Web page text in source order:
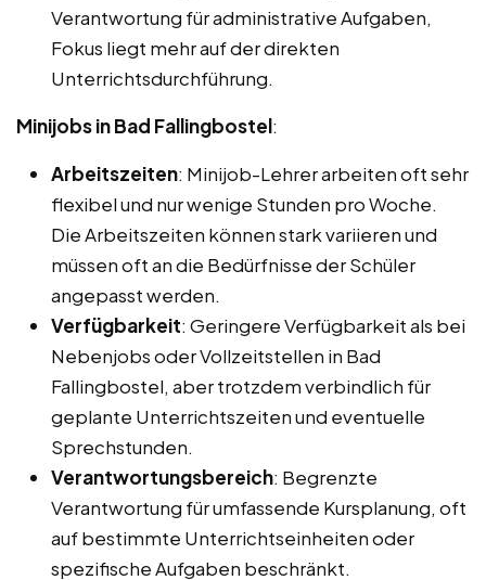
Verantwortung für administrative Aufgaben,
Fokus liegt mehr auf der direkten
Unterrichtsdurchführung.
Minijobs in Bad Fallingbostel:
Arbeitszeiten: Minijob-Lehrer arbeiten oft sehr
flexibel und nur wenige Stunden pro Woche.
Die Arbeitszeiten können stark variieren und
müssen oft an die Bedürfnisse der Schüler
angepasst werden.
Verfügbarkeit: Geringere Verfügbarkeit als bei
Nebenjobs oder Vollzeitstellen in Bad
Fallingbostel, aber trotzdem verbindlich für
geplante Unterrichtszeiten und eventuelle
Sprechstunden.
Verantwortungsbereich: Begrenzte
Verantwortung für umfassende Kursplanung, oft
auf bestimmte Unterrichtseinheiten oder
spezifische Aufgaben beschränkt.